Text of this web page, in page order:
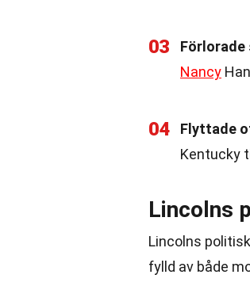
03 Förlorade
Nancy
04 Flyttade
Kentucky
Lincolns
Lincolns
fylld av både